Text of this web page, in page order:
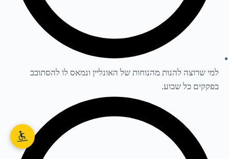
למי שרוצה להנות מהנוחות של האונליין ונמאס לו להסתובב
בפקקים כל שבוע.​